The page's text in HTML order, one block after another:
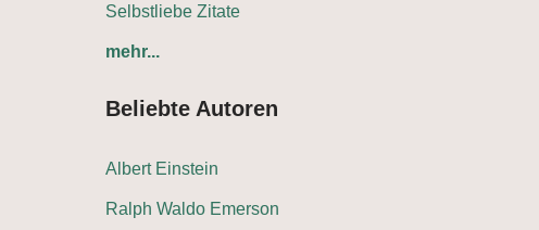
Selbstliebe Zitate
mehr...
Beliebte Autoren
Albert Einstein
Ralph Waldo Emerson